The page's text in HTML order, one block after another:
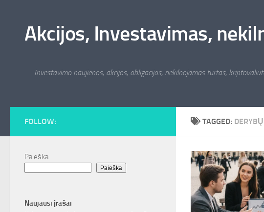
Akcijos, Investavimas,
Investavimo naujienos, akcijos, obligacijos, nekilnojamas turtas,
TAGGED:
FOLLOW:
Paieška
Paieška
Naujausi įrašai